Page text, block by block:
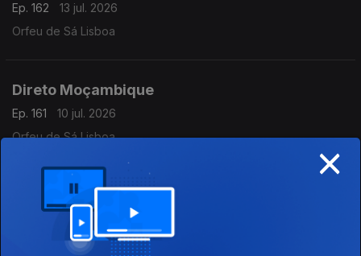
Ep. 162
13 jul. 2026
Orfeu de Sá Lisboa
Direto Moçambique
Ep. 161
10 jul. 2026
Orfeu de Sá Lisboa
Direto Moçambique
10 jul. 2026
Órfeu de Sá Lisboa
×